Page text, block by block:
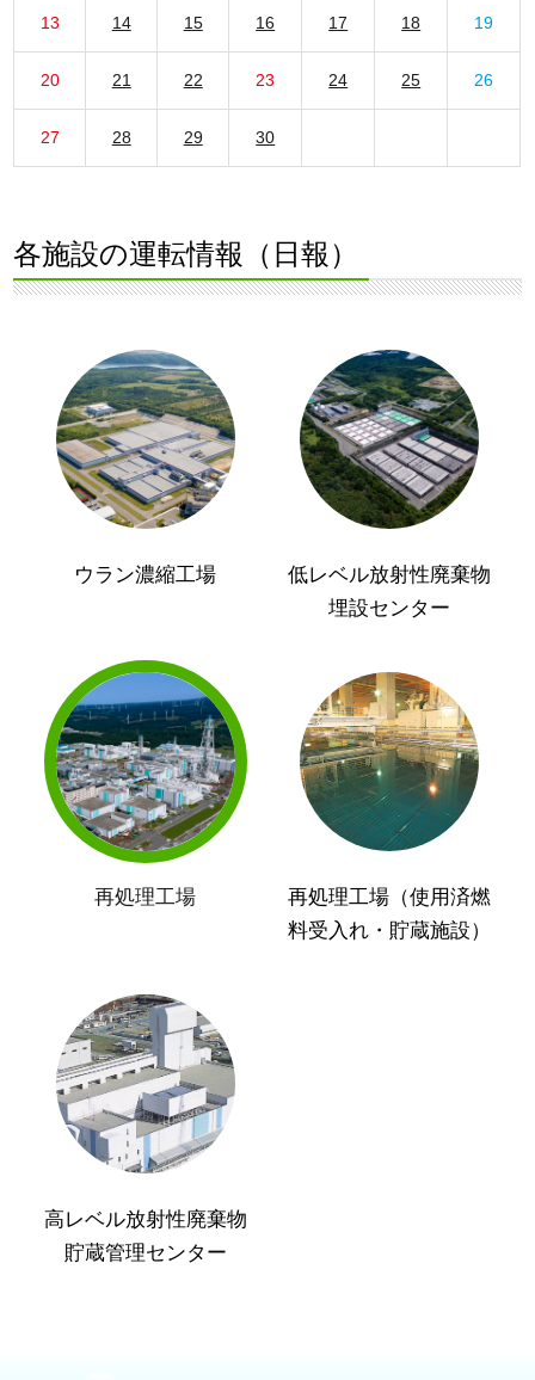
13 14 15 16 17 18 19
20 21 22 23 24 25 26
27 28 29 30
各施設の運転情報（日報）
ウラン濃縮工場
低レベル放射性廃棄物
埋設センター
再処理工場
再処理工場（使用済燃
料受入れ・貯蔵施設）
高レベル放射性廃棄物
貯蔵管理センター